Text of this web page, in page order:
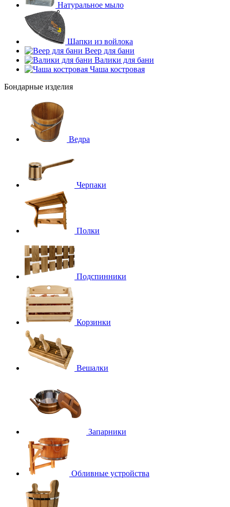
Натуральное мыло
Шапки из войлока
Веер для бани
Валики для бани
Чаша костровая
Бондарные изделия
Ведра
Черпаки
Полки
Подспинники
Корзинки
Вешалки
Запарники
Обливные устройства